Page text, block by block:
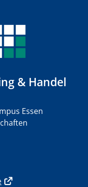
& Handel
Essen